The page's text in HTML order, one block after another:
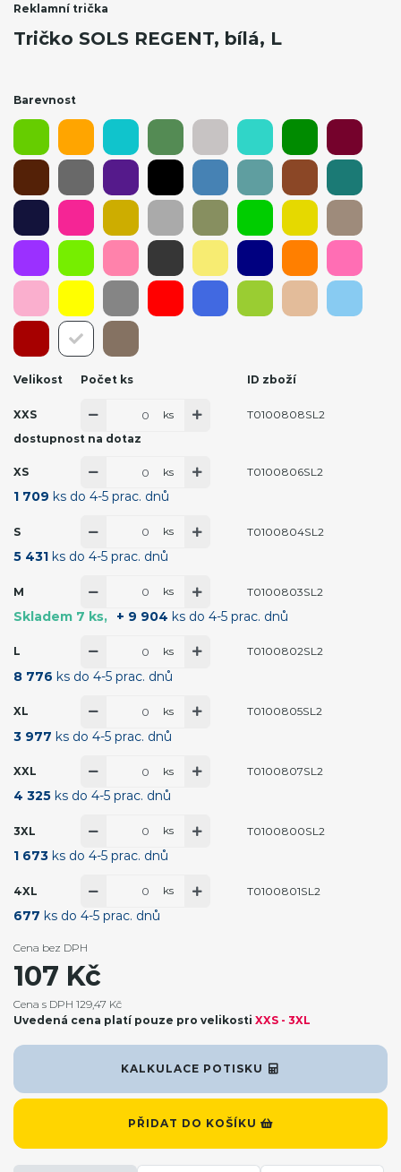
Reklamní trička
Tričko SOLS REGENT, bílá, L
Barevnost
Velikost Počet ks ID zboží
XXS
dostupnost na dotaz
ks T0100808SL2
XS
1 709 ks do 4-5 prac. dnů
ks T0100806SL2
S
5 431 ks do 4-5 prac. dnů
ks T0100804SL2
M
Skladem 7 ks + 9 904 ks do 4-5 prac. dnů
ks T0100803SL2
L
8 776 ks do 4-5 prac. dnů
ks T0100802SL2
XL
3 977 ks do 4-5 prac. dnů
ks T0100805SL2
XXL
4 325 ks do 4-5 prac. dnů
ks T0100807SL2
3XL
1 673 ks do 4-5 prac. dnů
ks T0100800SL2
4XL
677 ks do 4-5 prac. dnů
ks T0100801SL2
KALKULACE POTISKU
PŘIDAT DO KOŠÍKU
Cena bez DPH
107 Kč
Cena s DPH 129,47 Kč
Uvedená cena platí pouze pro velikosti XXS - 3XL